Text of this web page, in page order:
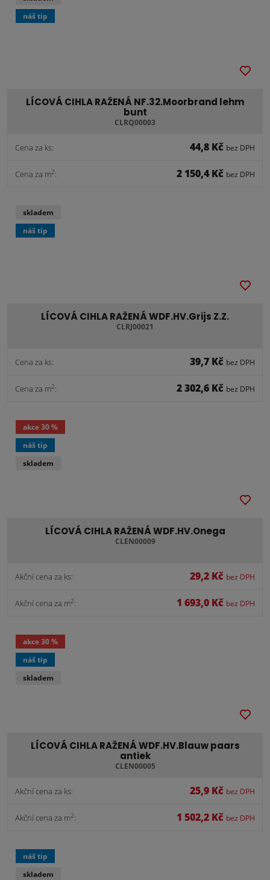
LÍCOVÁ CIHLA RAŽENÁ NF.32.Moorbrand lehm
bunt
CLRQ00003
Cena za ks: 44,8 Kč bez DPH
Cena za m2: 2 150,4 Kč bez DPH
náš tip
LÍCOVÁ CIHLA RAŽENÁ WDF.HV.Grijs Z.Z.
CLRJ00021
Cena za ks: 39,7 Kč bez DPH
Cena za m2: 2 302,6 Kč bez DPH
skladem
náš tip
LÍCOVÁ CIHLA RAŽENÁ WDF.HV.Onega
CLEN00009
Akční cena za ks: 29,2 Kč bez DPH
Akční cena za m2: 1 693,0 Kč bez DPH
akce30 %
náš tip
skladem
LÍCOVÁ CIHLA RAŽENÁ WDF.HV.Blauw paars
antiek
CLEN00005
Akční cena za ks: 25,9 Kč bez DPH
Akční cena za m2: 1 502,2 Kč bez DPH
akce30 %
náš tip
skladem
náš tip
skladem